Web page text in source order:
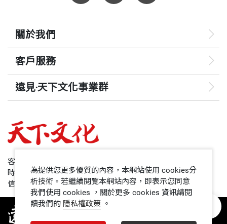
關於我們
客戶服務
遠見‧天下文化事業群
哈佛商業評論
領導影響力學院
1號課堂
客服專線：+886 2 2662-0012
時間：週一~週五9:00~12:30;13:30~17:00
信箱：service@cwgv.com.tw
為提供您更多優質的內容，本網站使用 cookies分
析技術。若繼續閱覽本網站內容，即表示您同意
我們使用 cookies ，關於更多 cookies 資訊請閱
讀我們的 隱私權政策 。